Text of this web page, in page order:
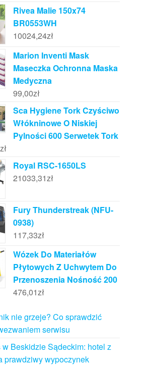
Rivea Malie 150x74
BR0553WH
10024,24zł
Marion Inventi Mask
Maseczka Ochronna Maska
Medyczna
99,00zł
Sca Hygiene Tork Czyściwo
Włókninowe O Niskiej
Pylności 600 Serwetek Tork
zł
Royal RSC-1650LS
21033,31zł
Fury Thunderstreak (NFU-
0938)
117,33zł
Wózek Do Materiałów
Płytowych Z Uchwytem Do
Przenoszenia Nośność 200
476,01zł
nie grzeje? Co sprawdzić
serwisu
w Beskidzie Sądeckim: hotel z
prawdziwy wypoczynek